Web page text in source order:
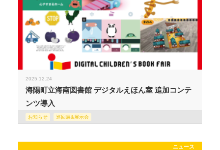
2025.12.24
海陽町立海南図書館 デジタルえほん室 追加コンテ
ンツ導入
お知らせ 巡回展&展示会
ニュース